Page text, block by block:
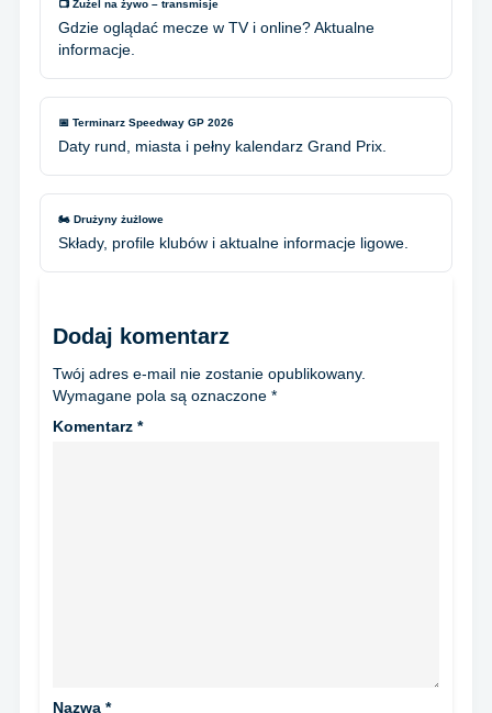
📺 Żużel na żywo – transmisje
Gdzie oglądać mecze w TV i online? Aktualne
informacje.
📅 Terminarz Speedway GP 2026
Daty rund, miasta i pełny kalendarz Grand Prix.
🏍️ Drużyny żużlowe
Składy, profile klubów i aktualne informacje ligowe.
Dodaj komentarz
Twój adres e-mail nie zostanie opublikowany.
Wymagane pola są oznaczone *
Komentarz *
Nazwa *